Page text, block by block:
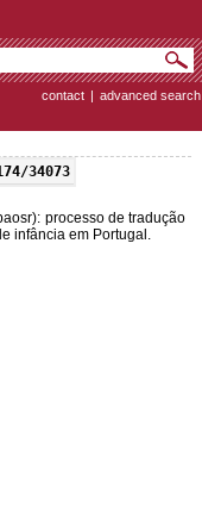
contact | advanced search
34073
processo de tradução
infância em Portugal.